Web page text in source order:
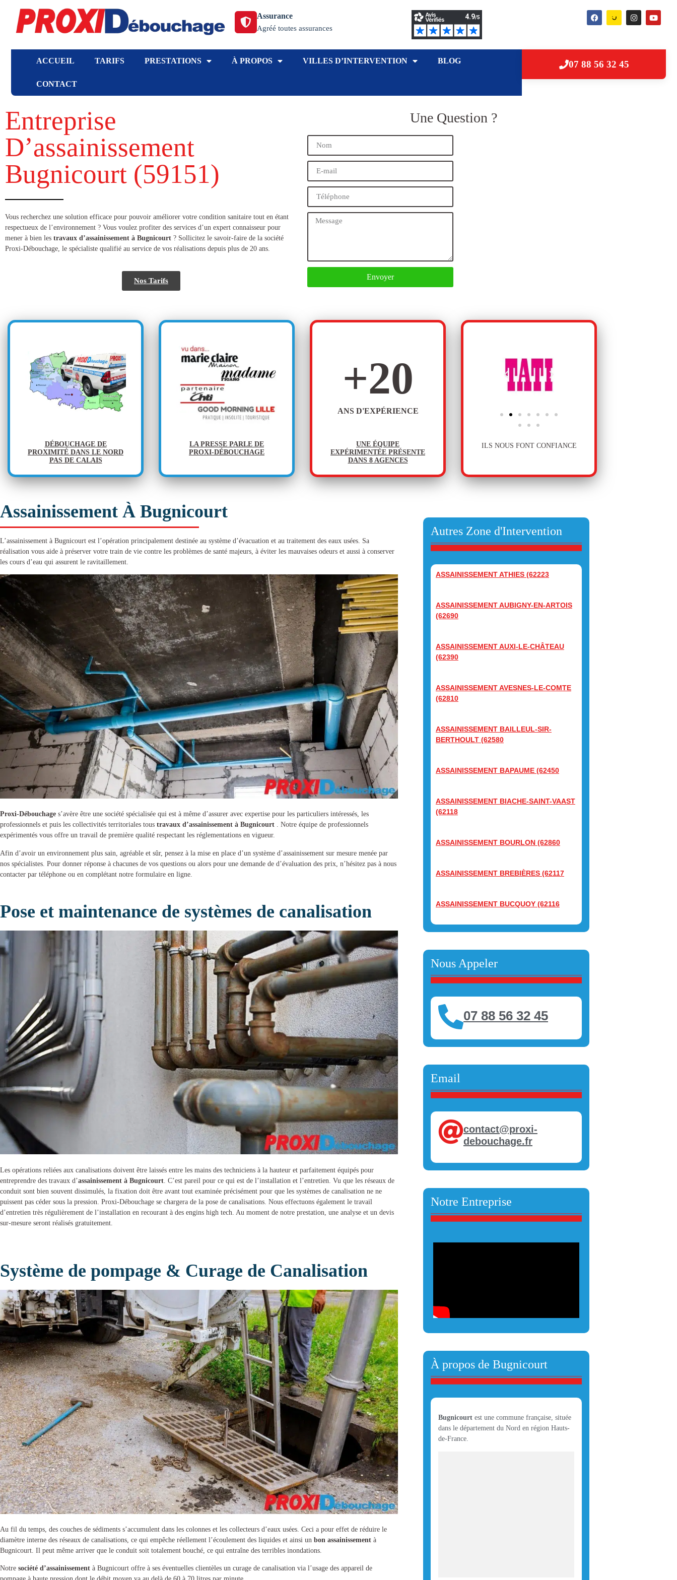
Assurance
Agréé toutes assurances
ACCUEIL TARIFS PRESTATIONS À PROPOS VILLES D’INTERVENTION BLOG
CONTACT
07 88 56 32 45
Entreprise
D’assainissement
Bugnicourt (59151​)
​​Vous recherchez une solution efficace pour pouvoir améliorer votre condition sanitaire tout en étant
respectueux de l’environnement ? Vous voulez profiter des services d’un expert connaisseur pour
mener à bien les travaux d’assainissement à Bugnicourt ? Sollicitez le savoir-faire de la société
Proxi-Débouchage, le spécialiste qualifié au service de vos réalisations depuis plus de 20 ans.
Nos Tarifs
Une Question ?
Envoyer
DÉBOUCHAGE DE
PROXIMITÉ DANS LE NORD
PAS DE CALAIS
LA PRESSE PARLE DE
PROXI-DÉBOUCHAGE
ANS D'EXPÉRIENCE
+20
UNE ÉQUIPE
EXPÉRIMENTÉE PRÉSENTE
DANS 8 AGENCES
ILS NOUS FONT CONFIANCE
Assainissement À Bugnicourt
L’assainissement à Bugnicourt est l’opération principalement destinée au système d’évacuation et au traitement des eaux usées. Sa
réalisation vous aide à préserver votre train de vie contre les problèmes de santé majeurs, à éviter les mauvaises odeurs et aussi à conserver
les cours d’eau qui assurent le ravitaillement.
Proxi-Débouchage s’avère être une société spécialisée qui est à même d’assurer avec expertise pour les particuliers intéressés, les
professionnels et puis les collectivités territoriales tous travaux d’assainissement à Bugnicourt . Notre équipe de professionnels
expérimentés vous offre un travail de première qualité respectant les réglementations en vigueur.
Afin d’avoir un environnement plus sain, agréable et sûr, pensez à la mise en place d’un système d’assainissement sur mesure menée par
nos spécialistes. Pour donner réponse à chacunes de vos questions ou alors pour une demande de d’évaluation des prix, n’hésitez pas à nous
contacter par téléphone ou en complétant notre formulaire en ligne.
Pose et maintenance de systèmes de canalisation
Les opérations reliées aux canalisations doivent être laissés entre les mains des techniciens à la hauteur et parfaitement équipés pour
entreprendre des travaux d’assainissement à Bugnicourt . C’est pareil pour ce qui est de l’installation et l’entretien. Vu que les réseaux de
conduit sont bien souvent dissimulés, la fixation doit être avant tout examinée précisément pour que les systèmes de canalisation ne ne
puissent pas céder sous la pression. Proxi-Débouchage se chargera de la pose de canalisations . Nous effectuons également le travail
d’entretien très régulièrement de l’installation en recourant à des engins high tech. Au moment de notre prestation, une analyse et un devis
sur-mesure seront réalisés gratuitement.
Système de pompage & Curage de Canalisation
Au fil du temps, des couches de sédiments s’accumulent dans les colonnes et les collecteurs d’eaux usées. Ceci a pour effet de réduire le
diamètre interne des réseaux de canalisations, ce qui empêche réellement l’écoulement des liquides et ainsi un bon assainissement à
Bugnicourt . Il peut même arriver que le conduit soit totalement bouché, ce qui entraîne des terribles inondations.
Notre société d’assainissement à Bugnicourt offre à ses éventuelles clientèles un curage de canalisation via l’usage des appareil de
Autres Zone d'Intervention
ASSAINISSEMENT ATHIES (62223
ASSAINISSEMENT AUBIGNY-EN-ARTOIS
(62690
ASSAINISSEMENT AUXI-LE-CHÂTEAU
(62390
ASSAINISSEMENT AVESNES-LE-COMTE
(62810
ASSAINISSEMENT BAILLEUL-SIR-
BERTHOULT (62580
ASSAINISSEMENT BAPAUME (62450
ASSAINISSEMENT BIACHE-SAINT-VAAST
(62118
ASSAINISSEMENT BOURLON (62860
ASSAINISSEMENT BREBIÈRES (62117
ASSAINISSEMENT BUCQUOY (62116
Nous Appeler
07 88 56 32 45
Email
contact@proxi-
debouchage.fr
Notre Entreprise
À propos de Bugnicourt
Bugnicourtest une commune française, située
dans le département du Nord en région Hauts-
de-France.